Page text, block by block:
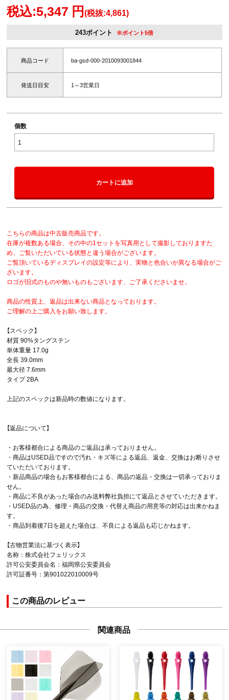
税込:5,347 円(税抜:4,861)
243ポイント ※ポイント5倍
商品コード ba-gsd-000-2010093001844
発送日目安 1～3営業日
個数
カートに追加
こちらの商品は中古販売商品です。
在庫が複数ある場合、その中の1セットを写真用として撮影しておりますた
め、ご覧いただいている状態と違う場合がございます。
ご覧頂いているディスプレイの設定等により、実物と色合いが異なる場合がご
ざいます。
ロゴが旧式のものや無いものもございます、ご了承くださいませ。
商品の性質上、返品は出来ない商品となっております。
ご理解の上ご購入をお願い致します。
【スペック】
材質 90%タングステン
単体重量 17.0g
全長 39.0mm
最大径 7.6mm
タイプ 2BA
上記のスペックは新品時の数値になります。
【返品について】
・お客様都合による商品のご返品は承っておりません。
・商品はUSED品ですので汚れ・キズ等による返品、返金、交換はお断りさせ
ていただいております。
・新品商品の場合もお客様都合による、商品の返品・交換は一切承っておりま
せん。
・商品に不良があった場合のみ送料弊社負担にて返品とさせていただきます。
・USED品の為、修理・商品の交換・代替え商品の用意等の対応は出来かねま
す。
・商品到着後7日を超えた場合は、不良による返品も応じかねます。
【古物営業法に基づく表示】
名称：株式会社フェリックス
許可公安委員会名：福岡県公安委員会
許可証番号：第901022010009号
この商品のレビュー
関連商品